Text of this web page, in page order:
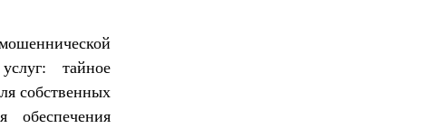
тайное
собственных